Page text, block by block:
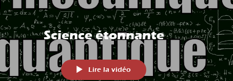
Science étonnante
Lire la vidéo